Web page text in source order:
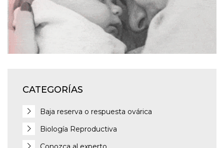
CATEGORÍAS
Baja reserva o respuesta ovárica
Biología Reproductiva